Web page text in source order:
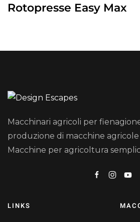
Rotopresse Easy Max
Macchinari agricoli per
produzione di macchine
Macchine per agricoltura
LINKS